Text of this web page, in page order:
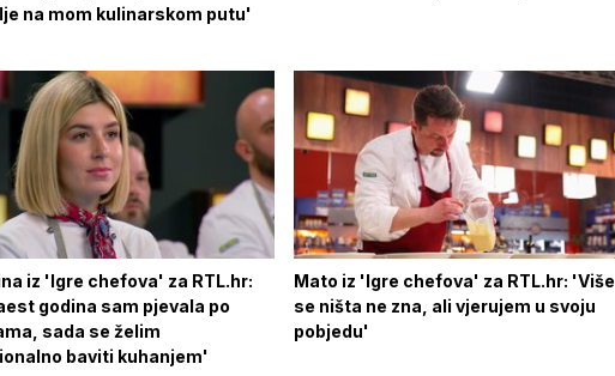
na mom kulinarskom putu'
iz 'Igre chefova' za RTL.hr:
godina sam pjevala po
sada se želim
baviti kuhanjem'
Mato iz 'Igre chefova' za RTL.hr: 'Više
se ništa ne zna, ali vjerujem u svoju
pobjedu'